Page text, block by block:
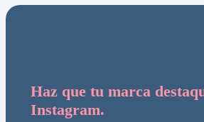
Haz que tu marca
Instagram.